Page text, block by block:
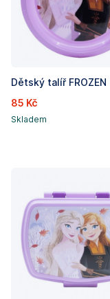
Dětský talíř FROZEN
85 Kč
Skladem